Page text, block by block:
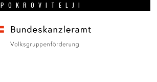
POKROVITELJI